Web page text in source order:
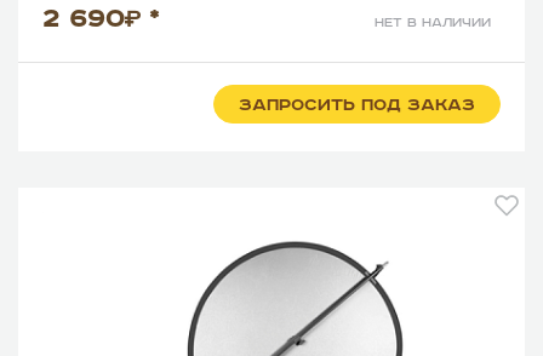
2 690 * нет в наличии
ЗАПРОСИТЬ ПОД ЗАКАЗ